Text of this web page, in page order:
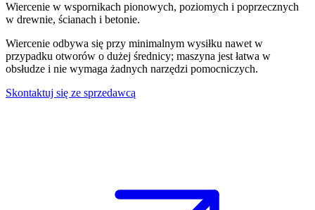
Wiercenie w wspornikach pionowych, poziomych i poprzecznych
w drewnie, ścianach i betonie.
Wiercenie odbywa się przy minimalnym wysiłku nawet w
przypadku otworów o dużej średnicy; maszyna jest łatwa w
obsłudze i nie wymaga żadnych narzędzi pomocniczych.
Skontaktuj się ze sprzedawcą